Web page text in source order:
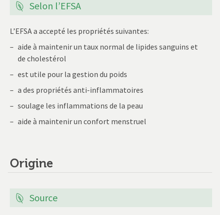
Selon l’EFSA
L’EFSA a accepté les propriétés suivantes:
aide à maintenir un taux normal de lipides sanguins et
de cholestérol
est utile pour la gestion du poids
a des propriétés anti-inflammatoires
soulage les inflammations de la peau
aide à maintenir un confort menstruel
Origine
Source